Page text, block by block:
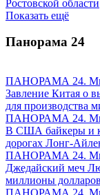
Ростовской области
Показать ещё
Панорама 24
ПАНОРАМА 24.
Завление Китая о
для производства
ПАНОРАМА 24.
В США байкеры и
дорогах Лонг-
ПАНОРАМА 24.
Джедайский меч
миллионы долларов
ПАНОРАМА 24.